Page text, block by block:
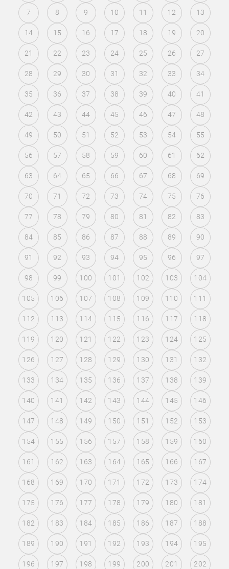
7 8 9 10 11 12 13
14 15 16 17 18 19 20
21 22 23 24 25 26 27
28 29 30 31 32 33 34
35 36 37 38 39 40 41
42 43 44 45 46 47 48
49 50 51 52 53 54 55
56 57 58 59 60 61 62
63 64 65 66 67 68 69
70 71 72 73 74 75 76
77 78 79 80 81 82 83
84 85 86 87 88 89 90
91 92 93 94 95 96 97
98 99 100 101 102 103 104
105 106 107 108 109 110 111
112 113 114 115 116 117 118
119 120 121 122 123 124 125
126 127 128 129 130 131 132
133 134 135 136 137 138 139
140 141 142 143 144 145 146
147 148 149 150 151 152 153
154 155 156 157 158 159 160
161 162 163 164 165 166 167
168 169 170 171 172 173 174
175 176 177 178 179 180 181
182 183 184 185 186 187 188
189 190 191 192 193 194 195
196 197 198 199 200 201 202